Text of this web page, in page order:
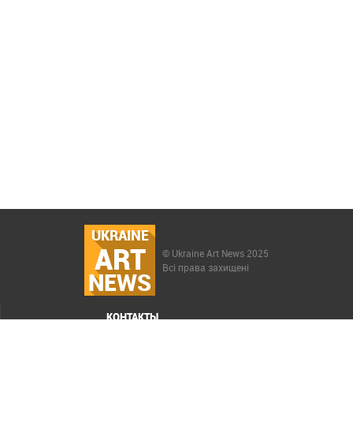
UKRAINE
ART
NEWS
© Ukraine Art News 2025
Всі права захищені
КОНТАКТЫ